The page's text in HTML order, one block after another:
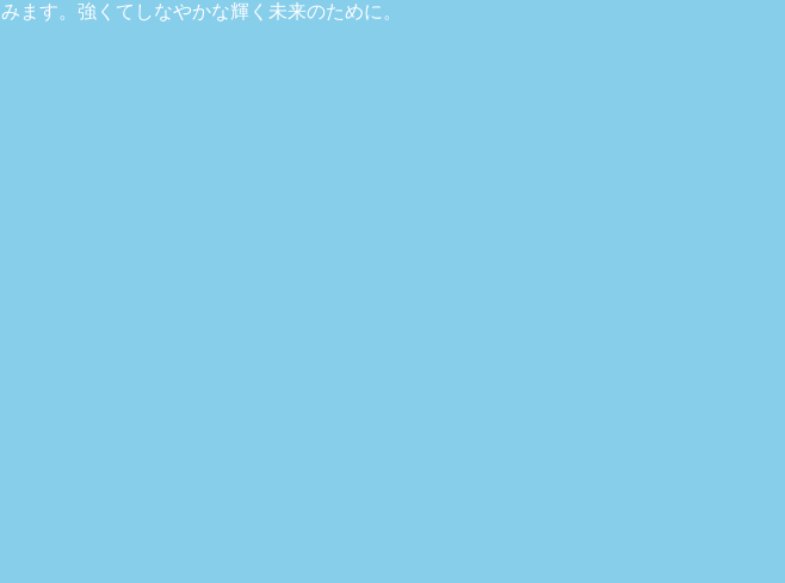
みます。強くてしなやかな輝く未来のために。